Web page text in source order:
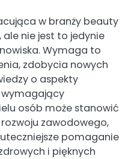
w branży beauty
nie jest to jedynie
Wymaga to
zdobycia nowych
o aspekty
osób może stanowić
zawodowego,
pomaganie
i pięknych